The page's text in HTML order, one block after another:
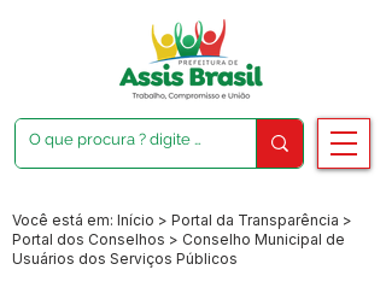
Você está em: Início > Portal da Transparência >
Portal dos Conselhos > Conselho Municipal de
Usuários dos Serviços Públicos